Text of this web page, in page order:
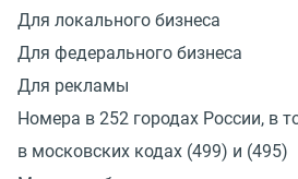
Для локального бизнеса
Для федерального бизнеса
Для рекламы
Номера в 252 городах России, в
в московских кодах (499) и (495)